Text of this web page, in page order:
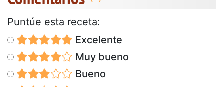
Puntúe esta receta:
Excelente
Muy bueno
Bueno